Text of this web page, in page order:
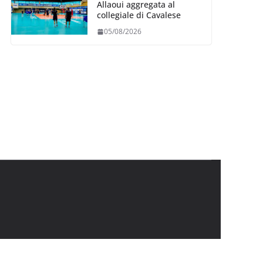
Allaoui aggregata al
collegiale di Cavalese
05/08/2026